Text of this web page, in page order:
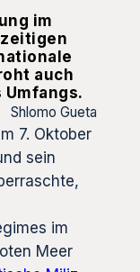
im
auch
Shlomo Gueta
7. Oktober
sein
im
Meer